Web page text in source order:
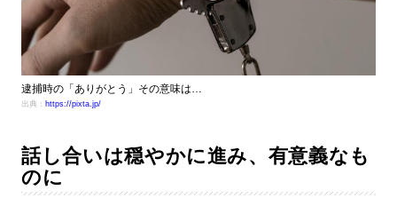
逮捕時の「ありがとう」その意味は…
出典： https://pixta.jp/
話し合いは穏やかに進み、有意義なも
のに